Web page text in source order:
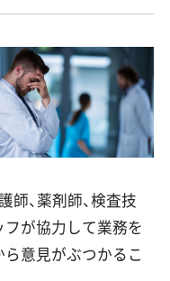
師、薬剤師、検査技
フが協力して業務を
意見がぶつかるこ